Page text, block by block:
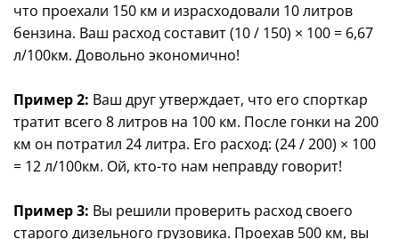
что проехали 150 км и израсходовали 10 литров
бензина. Ваш расход составит (10 / 150) × 100 = 6,67
л/100км. Довольно экономично!
Пример 2: Ваш друг утверждает, что его спорткар
тратит всего 8 литров на 100 км. После гонки на 200
км он потратил 24 литра. Его расход: (24 / 200) × 100
= 12 л/100км. Ой, кто-то нам неправду говорит!
Пример 3: Вы решили проверить расход своего
старого дизельного грузовика. Проехав 500 км, вы